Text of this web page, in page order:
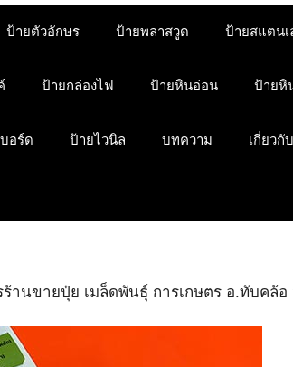
ป้ายตัวอักษร ป้ายพลาสวูด ป้ายสแตนเ
ป้ายกล่องไฟ ป้ายหินอ่อน ป้ายหิ
อร์ด ป้ายไวนิล บทความ เกี่ยวกั
านขายปุ๋ย เมล็ดพันธุ์ การเกษตร อ.ทับคล้อ